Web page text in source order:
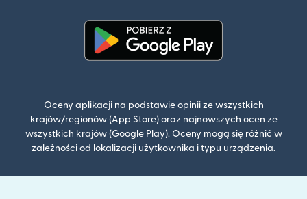
Oceny aplikacji na podstawie opinii ze wszystkich
krajów/regionów (App Store) oraz najnowszych ocen ze
wszystkich krajów (Google Play). Oceny mogą się różnić w
zależności od lokalizacji użytkownika i typu urządzenia.